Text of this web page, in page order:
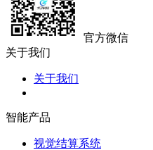
官方微信
关于我们
关于我们
智能产品
视觉结算系统